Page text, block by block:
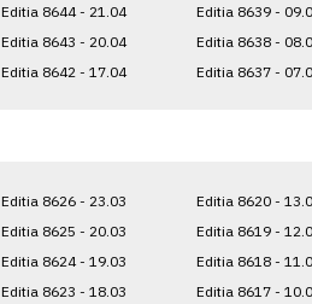
Editia 8644 - 21.04
Editia 8643 - 20.04
Editia 8642 - 17.04
Editia 8639 -
Editia 8638 -
Editia 8637 -
Editia 8626 - 23.03
Editia 8625 - 20.03
Editia 8624 - 19.03
Editia 8623 - 18.03
Editia 8620 -
Editia 8619 -
Editia 8618 -
Editia 8617 -